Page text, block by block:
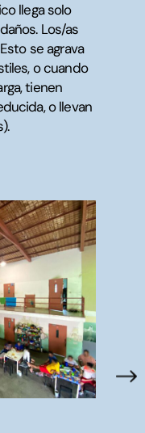
llega solo
Los/as
se agrava
o cuando
tienen
o llevan